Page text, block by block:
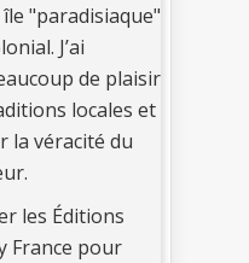
"paradisiaque"
J’ai
de plaisir
locales et
la véracité du
les Éditions
France pour